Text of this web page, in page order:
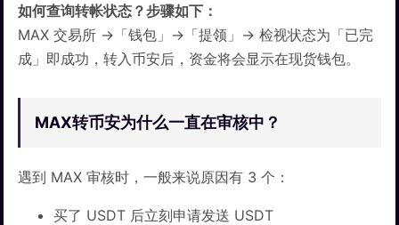
如何查询转帐状态？步骤如下：
MAX 交易所 →「钱包」→「提领」→ 检视状态为「已完
成」即成功，转入币安后，资金将会显示在现货钱包。
MAX转币安为什么一直在审核中？
遇到 MAX 审核时，一般来说原因有 3 个：
买了 USDT 后立刻申请发送 USDT